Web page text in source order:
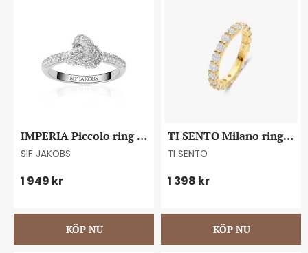
IMPERIA Piccolo ring
#56
SIF JAKOBS
1 949 kr
TI SENTO Milano ring
strl 56
TI SENTO
1 398 kr